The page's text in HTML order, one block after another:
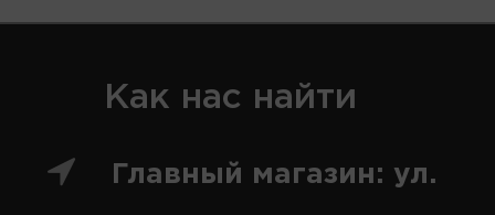
Как нас найти
Главный магазин: ул.